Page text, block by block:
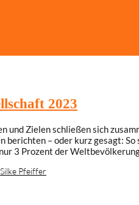
2023
und Zielen schließen sich
– oder kurz gesagt:
3 Prozent der
Silke Pfeiffer